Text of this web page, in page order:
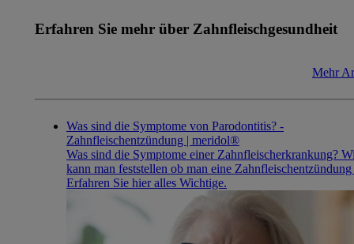
Erfahren Sie mehr über Zahnfleischgesundheit
Mehr
Was sind die Symptome von Parodontitis? -
Zahnfleischentzündung | meridol®
Was sind die Symptome einer Zahnfleischerkrankung?
kann man feststellen ob man eine Zahnfleischentzündung
Erfahren Sie hier alles Wichtige.